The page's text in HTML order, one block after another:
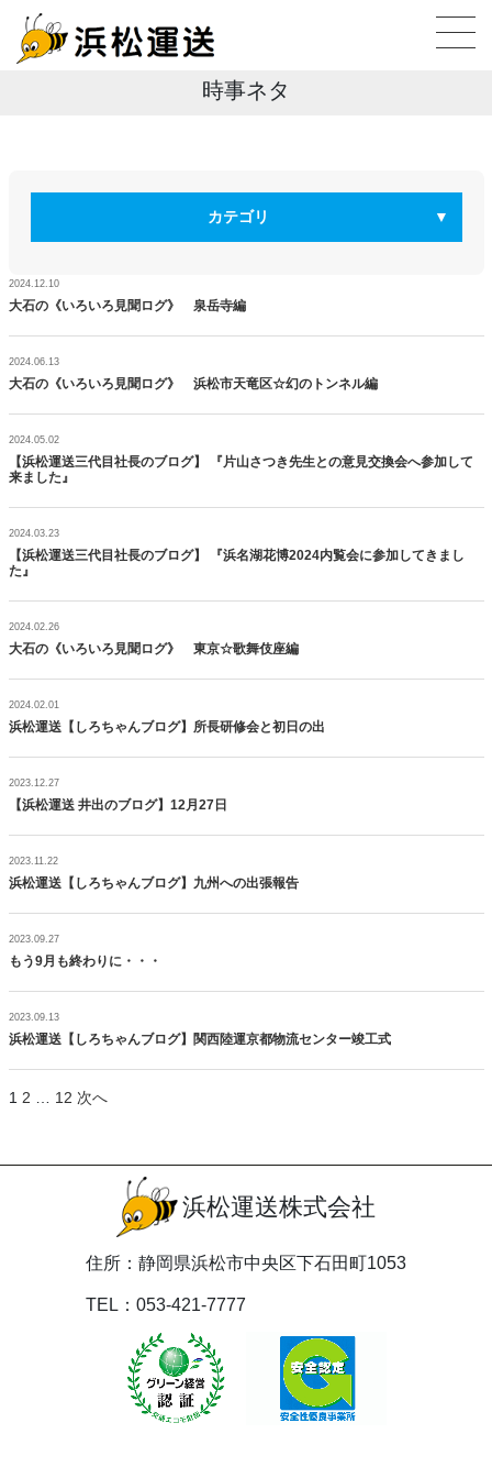
時事ネタ
カテゴリ
2024.12.10
大石の《いろいろ見聞ログ》 泉岳寺編
2024.06.13
大石の《いろいろ見聞ログ》 浜松市天竜区☆幻のトンネル編
2024.05.02
【浜松運送三代目社長のブログ】 『片山さつき先生との意見交換会へ参加して
来ました』
2024.03.23
【浜松運送三代目社長のブログ】 『浜名湖花博2024内覧会に参加してきまし
た』
2024.02.26
大石の《いろいろ見聞ログ》 東京☆歌舞伎座編
2024.02.01
浜松運送【しろちゃんブログ】所長研修会と初日の出
2023.12.27
【浜松運送 井出のブログ】12月27日
2023.11.22
浜松運送【しろちゃんブログ】九州への出張報告
2023.09.27
もう9月も終わりに・・・
2023.09.13
浜松運送【しろちゃんブログ】関西陸運京都物流センター竣工式
投
ペ
1 2 12 次へ
浜松運送株式会社
住所：静岡県浜松市中央区下石田町1053
TEL：053-421-7777